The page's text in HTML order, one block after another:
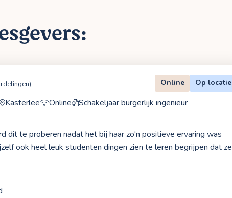
Online Op locatie
Kasterlee Online Schakeljaar burgerlijk ingenieur
dit te proberen nadat het bij haar zo'n positieve ervaring was
ook heel leuk studenten dingen zien te leren begrijpen dat ze